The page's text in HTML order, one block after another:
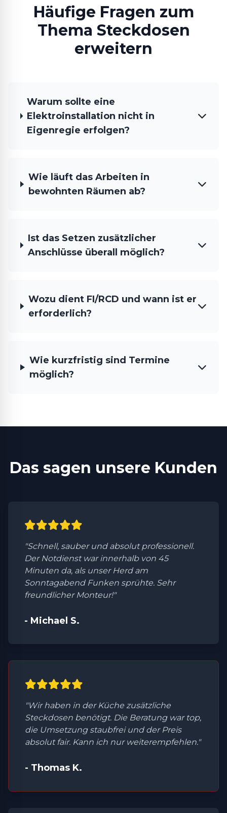
Häufige Fragen zum
Thema Steckdosen
erweitern
Warum sollte eine
Elektroinstallation nicht in
Eigenregie erfolgen?
Wie läuft das Arbeiten in
bewohnten Räumen ab?
Ist das Setzen zusätzlicher
Anschlüsse überall möglich?
Wozu dient FI/RCD und wann ist er
erforderlich?
Wie kurzfristig sind Termine
möglich?
Das sagen unsere Kunden
"Schnell, sauber und absolut professionell.
Der Notdienst war innerhalb von 45
Minuten da, als unser Herd am
Sonntagabend Funken sprühte. Sehr
freundlicher Monteur!"
- Michael S.
"Wir haben in der Küche zusätzliche
Steckdosen benötigt. Die Beratung war top,
die Umsetzung staubfrei und der Preis
absolut fair. Kann ich nur weiterempfehlen."
- Thomas K.